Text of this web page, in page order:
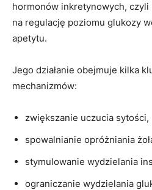
hormonów inkretynowych, czyli
na regulację poziomu glukozy
apetytu.
Jego działanie obejmuje kilka
mechanizmów:
zwiększanie uczucia sytości,
spowalnianie opróżniania
stymulowanie wydzielania
ograniczanie wydzielania